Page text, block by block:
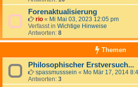
Forenaktualisierung
rio « Mi Mai 03, 2023 12:05 pm
Verfasst in Wichtige Hinweise
Antworten: 8
Themen
Philosophischer Erstversuch...
spassmusssein « Mo Mär 17, 2014
Antworten: 3